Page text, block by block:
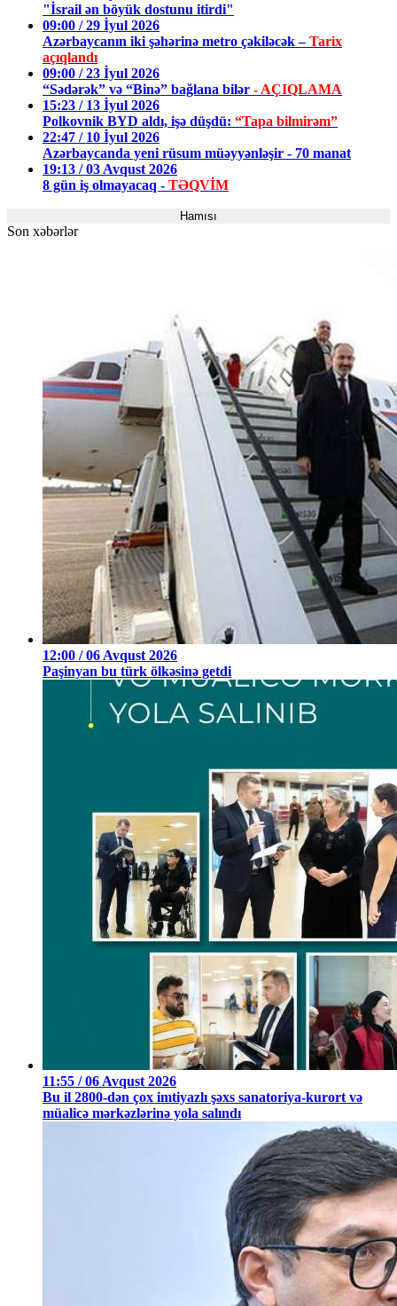
"İsrail ən böyük dostunu itirdi"
09:00 / 29 İyul 2026
Azərbaycanın iki şəhərinə metro çəkiləcək –Tarix
açıqlandı
09:00 / 23 İyul 2026
“Sədərək” və “Binə” bağlana bilər - AÇIQLAMA
15:23 / 13 İyul 2026
Polkovnik BYD aldı, işə düşdü: “Tapa bilmirəm”
22:47 / 10 İyul 2026
Azərbaycanda yeni rüsum müəyyənləşir - 70 manat
19:13 / 03 Avqust 2026
8 gün iş olmayacaq - TƏQVİM
Hamısı
Son xəbərlər
12:00 / 06 Avqust 2026
Paşinyan bu türk ölkəsinə getdi
11:55 / 06 Avqust 2026
Bu il 2800-dən çox imtiyazlı şəxs sanatoriya-kurort və
müalicə mərkəzlərinə yola salındı